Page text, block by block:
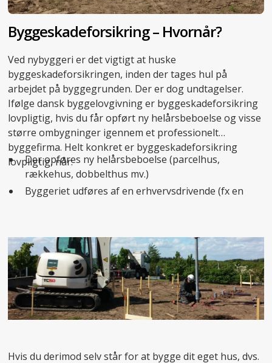
Byggeskadeforsikring – Hvornår?
Ved nybyggeri er det vigtigt at huske
byggeskadeforsikringen, inden der tages hul på
arbejdet på byggegrunden. Der er dog undtagelser.
Ifølge dansk byggelovgivning er byggeskadeforsikring
lovpligtig, hvis du får opført ny helårsbeboelse og visse
større ombygninger igennem et professionelt
byggefirma. Helt konkret er byggeskadeforsikring
lovpligtig, når:
Der opføres ny helårsbeboelse (parcelhus,
rækkehus, dobbelthus mv.)
Byggeriet udføres af en erhvervsdrivende (fx en
sælger huset videre (fx typehusfirmaer)
Hvis du derimod selv står for at bygge dit eget hus, dvs.